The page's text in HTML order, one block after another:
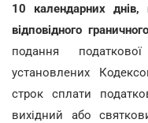
10 календарних
відповідного
подання
установлених
строк сплати
вихідний або